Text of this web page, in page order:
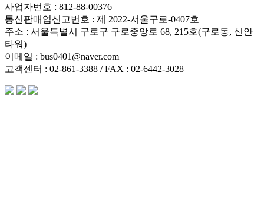
사업자번호 : 812-88-00376
통신판매업신고번호 : 제 2022-서울구로-0407호
주소 : 서울특별시 구로구 구로중앙로 68, 215호(구로동, 신안
타워)
이메일 : bus0401@naver.com
고객센터 : 02-861-3388 / FAX : 02-6442-3028